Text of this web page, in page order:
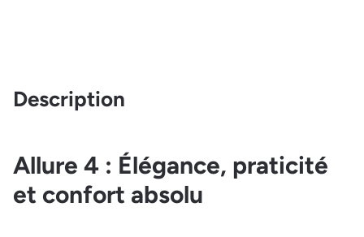
Description
Allure 4 : Élégance, praticité
et confort absolu